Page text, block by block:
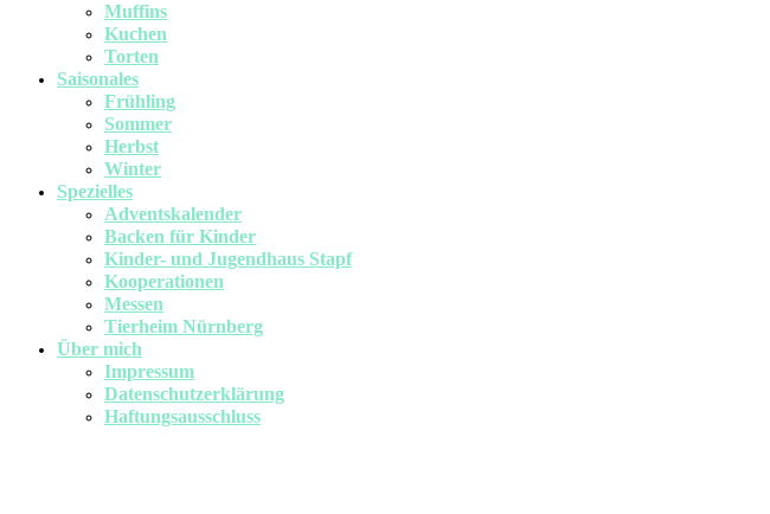
Muffins
Kuchen
Torten
Saisonales
Frühling
Sommer
Herbst
Winter
Spezielles
Adventskalender
Backen für Kinder
Kinder- und Jugendhaus Stapf
Kooperationen
Messen
Tierheim Nürnberg
Über mich
Impressum
Datenschutzerklärung
Haftungsausschluss